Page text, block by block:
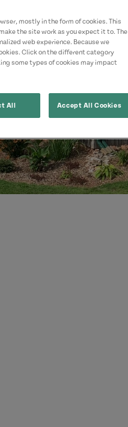
mostly in the form of cookies. This
the site work as you expect it to. The
web experience. Because we
Click on the different category
some types of cookies may impact
All Accept All Cookies